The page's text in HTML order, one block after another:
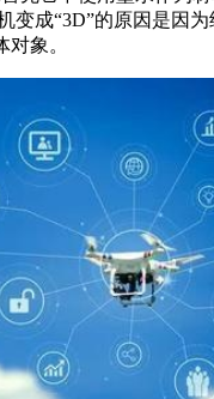
变成“3D”的原因是因
象。